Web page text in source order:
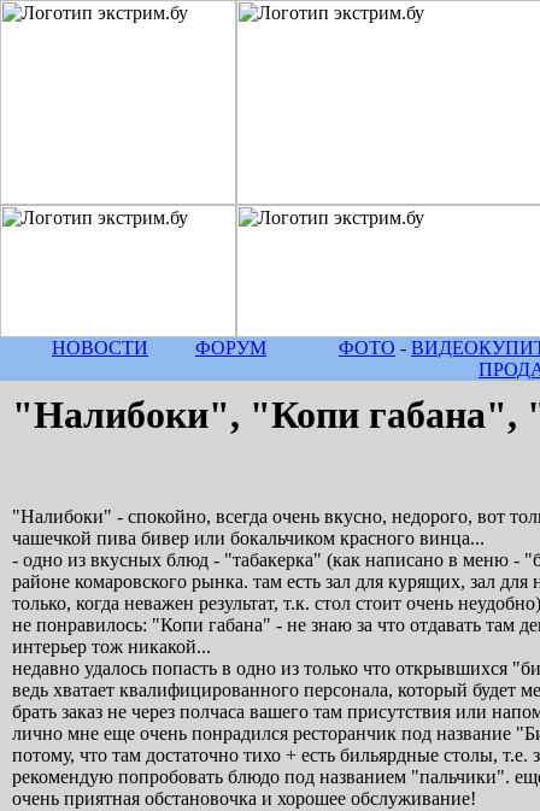
НОВОСТИ ФОРУМ ФОТО - ВИДЕО
"Налибоки", "Копи габана",
"Налибоки" - спокойно, всегда очень вкусно, недорого, вот
чашечкой пива бивер или бокальчиком красного винца...
- одно из вкусных блюд - "табакерка" (как написано в меню -
районе комаровского рынка. там есть зал для курящих, зал
только, когда неважен результат, т.к. стол стоит очень
не понравилось: "Копи габана" - не знаю за что отдавать там
интерьер тож никакой...
недавно удалось попасть в одно из только что открывшихся
ведь хватает квалифицированного персонала, который будет
брать заказ не через полчаса вашего там присутствия или
лично мне еще очень понрадился ресторанчик под название
потому, что там достаточно тихо + есть бильярдные столы,
рекомендую попробовать блюдо под названием "пальчики".
очень приятная обстановочка и хорошее обслуживание!